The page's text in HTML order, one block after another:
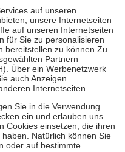
mehr als die tatsächlichen
für Online-Apotheken.
beträgt die
zehn Euro je
ihre eigene Gesundheit zu
Familie zu unterstützen,
18. Lebensjahr
die von der